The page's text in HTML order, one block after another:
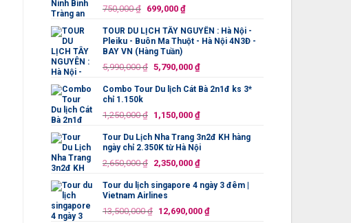
750,000₫ Giá
là:
750,000 ₫.
699,000 ₫Giá
tại
là:
TOUR DU LỊCH TÂY NGUYÊN : Hà Nội -
Pleiku - Buôn Ma Thuột - Hà Nội 4N3Đ -
BAY VN (Hàng Tuần)
5,990,000₫ Giá
là:
5,790,000 ₫Giá
tại
5,790,000 ₫.
Combo Tour Du lịch Cát Bà 2n1đ ks 3*
chỉ 1.150k
1,250,000₫ Giá
là:
1,250,000 ₫.
1,150,000 ₫Giá
tại
là:
1,150,000 ₫.
Tour Du Lịch Nha Trang 3n2đ KH hàng
ngày chỉ 2.350K từ Hà Nội
2,650,000₫ Giá
là:
2,650,000 ₫.
2,350,000 ₫Giá
tại
2,350,000 ₫.
Tour du lịch singapore 4 ngày 3 đêm |
Vietnam Airlines
13,500,000₫ Giá
12,690,000 ₫Giá